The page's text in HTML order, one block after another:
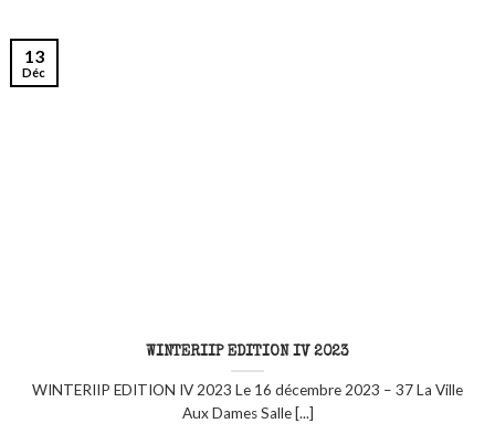
WINTERIIP EDITION IV 2023
WINTERIIP EDITION IV 2023 Le 16 décembre 2023 – 37 La Ville
Aux Dames Salle [...]
13
Déc